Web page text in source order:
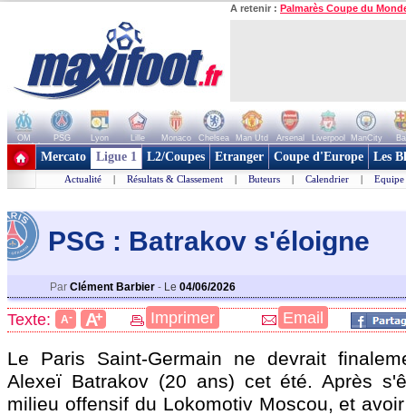
A retenir : Palmarès Coupe du
OM PSG Lyon Lille Monaco Chelsea Man Utd Arsenal Liverpool ManCity
+ de clubs
Mercato Ligue 1 L2/Coupes Etranger Coupe d'Europe Les
Actualité | Résultats & Classement | Buteurs | Calendrier | Equipe
PSG : Batrakov s'éloigne
Par Clément Barbier - Le 04/06/2026
Texte: A- A+ Imprimer Email
Le Paris Saint-Germain ne devrait
Alexeï Batrakov (20 ans) cet été. Après
milieu offensif du Lokomotiv Moscou, et